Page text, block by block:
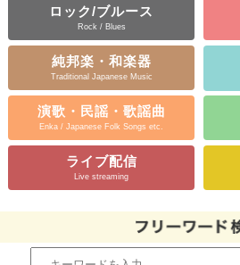
ロック/ブルース
Rock / Blues
純邦楽・和楽器
Traditional Japanese Music
演歌・民謡・歌謡曲
Enka / Japanese Folk Songs etc.
ライブ配信
Live streaming